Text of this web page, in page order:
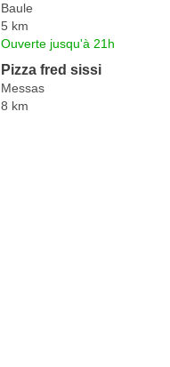
Baule
5 km
Ouverte jusqu'à 21h
Pizza fred sissi
Messas
8 km